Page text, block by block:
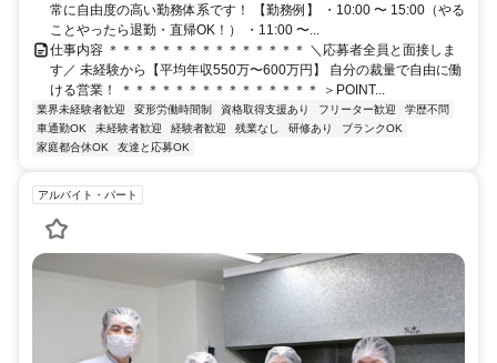
常に自由度の高い勤務体系です！ 【勤務例】 ・10:00 〜 15:00（やる
ことやったら退勤・直帰OK！） ・11:00 〜...
仕事内容 ＊＊＊＊＊＊＊＊＊＊＊＊＊＊＊ ＼応募者全員と面接しま
す／ 未経験から【平均年収550万〜600万円】 自分の裁量で自由に働
ける営業！ ＊＊＊＊＊＊＊＊＊＊＊＊＊＊＊ ＞POINT...
業界未経験者歓迎 変形労働時間制 資格取得支援あり フリーター歓迎
学歴不問
車通勤OK
未経験者歓迎 経験者歓迎 残業なし 研修あり
ブランクOK
家庭都合休OK
友達と応募OK
アルバイト・パート